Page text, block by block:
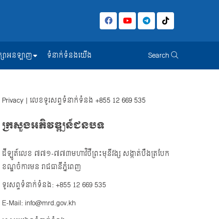
សាអនឡាញ ទំនាក់ទំនងយើង Search
Privacy | លេខទូរសព្ទទំនាក់ទំនង +855 12 669 535
ក្រសួងអភិវឌ្ឍន៍ជនបទ
ដីឡូត៍លេខ ៧៧១-៧៧៣មហាវិថីព្រះមុនីវង្ស សង្កាត់បឹងត្របែក
ខណ្ឌចំការមន រាជធានីភ្នំពេញ
ទូរសព្ទទំនាក់ទំនង: +855 12 669 535
E-Mail: info@mrd.gov.kh